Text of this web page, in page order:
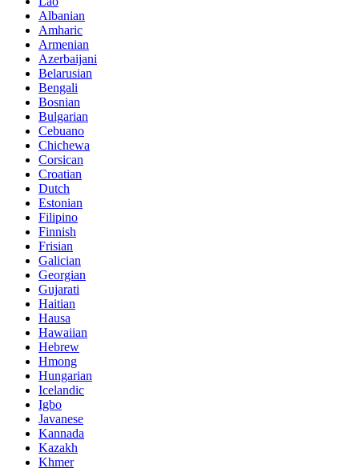
Albanian
Amharic
Armenian
Azerbaijani
Belarusian
Bengali
Bosnian
Bulgarian
Cebuano
Chichewa
Corsican
Croatian
Dutch
Estonian
Filipino
Finnish
Frisian
Galician
Georgian
Gujarati
Haitian
Hausa
Hawaiian
Hebrew
Hmong
Hungarian
Icelandic
Igbo
Javanese
Kannada
Kazakh
Khmer